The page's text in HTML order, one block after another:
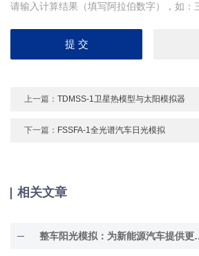
请输入计算结果（填写阿拉伯数字），如：
上一篇：TDMSS-1卫星热模型与太阳模拟器
下一篇： FSSFA-1全光谱汽车日光模拟
相关文章
整车阳光模拟：